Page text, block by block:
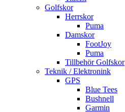
Golfskor
Herrskor
Puma
Damskor
FootJoy
Puma
Tillbehör Golfskor
Teknik / Elektronink
GPS
Blue Tees
Bushnell
Garmin